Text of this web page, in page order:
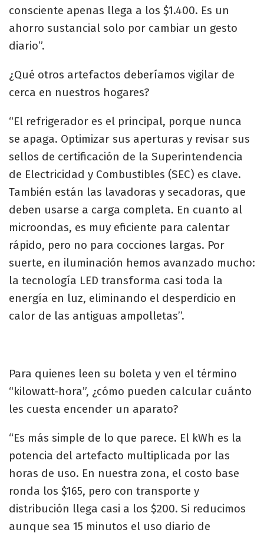
consciente apenas llega a los $1.400. Es un
ahorro sustancial solo por cambiar un gesto
diario”.
¿Qué otros artefactos deberíamos vigilar de
cerca en nuestros hogares?
“El refrigerador es el principal, porque nunca
se apaga. Optimizar sus aperturas y revisar sus
sellos de certificación de la Superintendencia
de Electricidad y Combustibles (SEC) es clave.
También están las lavadoras y secadoras, que
deben usarse a carga completa. En cuanto al
microondas, es muy eficiente para calentar
rápido, pero no para cocciones largas. Por
suerte, en iluminación hemos avanzado mucho:
la tecnología LED transforma casi toda la
energía en luz, eliminando el desperdicio en
calor de las antiguas ampolletas”.
Para quienes leen su boleta y ven el término
“kilowatt-hora”, ¿cómo pueden calcular cuánto
les cuesta encender un aparato?
“Es más simple de lo que parece. El kWh es la
potencia del artefacto multiplicada por las
horas de uso. En nuestra zona, el costo base
ronda los $165, pero con transporte y
distribución llega casi a los $200. Si reducimos
aunque sea 15 minutos el uso diario de